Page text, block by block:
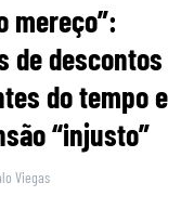
mereço”:
de descontos
do tempo e
“injusto”
Viegas